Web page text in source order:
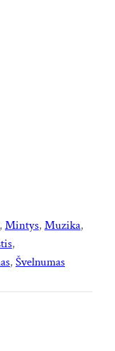
, Mintys, Muzika
, Švelnumas